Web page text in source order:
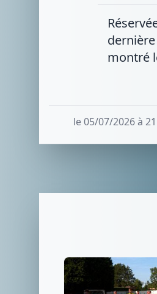
montré
le 05/07/2026 à